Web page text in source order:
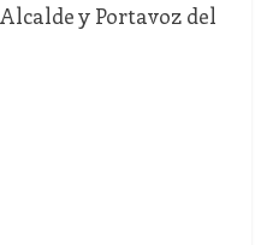
y Portavoz del